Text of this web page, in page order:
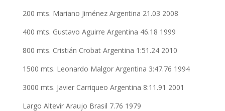
200 mts. Mariano Jiménez Argentina 21.03 2008
400 mts. Gustavo Aguirre Argentina 46.18 1999
800 mts. Cristián Crobat Argentina 1:51.24 2010
1500 mts. Leonardo Malgor Argentina 3:47.76 1994
3000 mts. Javier Carriqueo Argentina 8:11.91 2001
Largo Altevir Araujo Brasil 7.76 1979